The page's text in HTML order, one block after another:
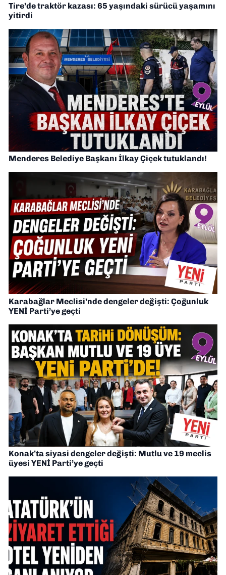
Tire’de traktör kazası: 65 yaşındaki sürücü yaşamını
yitirdi
Menderes Belediye Başkanı İlkay Çiçek tutuklandı!
Karabağlar Meclisi’nde dengeler değişti: Çoğunluk
YENİ Parti’ye geçti
Konak’ta siyasi dengeler değişti: Mutlu ve 19 meclis
üyesi YENİ Parti’ye geçti